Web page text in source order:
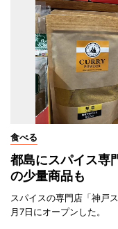
食べる
都島にスパイス
の少量商品も
スパイスの専門店「神戸
月7日にオープンした。